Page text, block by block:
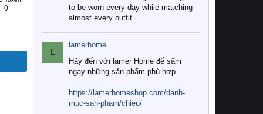
0
to be worn every day while matching
almost every outfit.
L
lamerhome
Hãy đến với lamer Home để sắm
ngay những sản phẩm phù hợp
https://lamerhomeshop.com/danh-
muc-san-pham/chieu/